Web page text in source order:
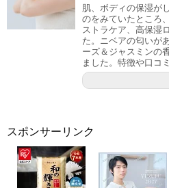
肌、ボディの保湿が
のをみていたところ
ストラケア、高保湿
た。ニベアの匂いが
ーズ＆ジャスミンの
ました。特徴や口コ
スポンサーリンク